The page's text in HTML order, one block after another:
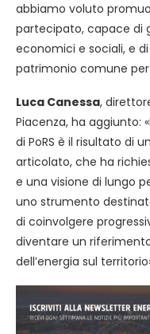
abbiamo voluto
partecipato, capace di
economici e sociali, e
patrimonio comune
Luca Canessa,
Piacenza, ha aggiunto:
di PoRS è il risultato di
articolato, che ha
e una visione di lungo
uno strumento
di coinvolgere
diventare un
dell’energia sul